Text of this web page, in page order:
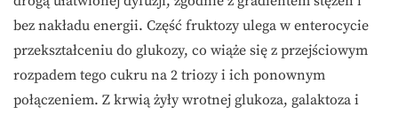
bez nakładu energii. Część fruktozy ulega w enterocycie
przekształceniu do glukozy, co wiąże się z przejściowym
rozpadem tego cukru na 2 triozy i ich ponownym
połączeniem. Z krwią żyły wrotnej glukoza, galaktoza i